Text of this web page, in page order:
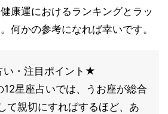
康運におけるランキングとラッ
何かの参考になれば幸いです。
・注目ポイント★
星座占いでは、うお座が総合
て親切にすればするほど、あ